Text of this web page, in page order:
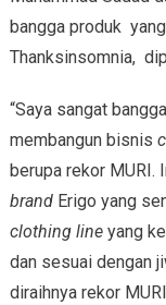
bangga produk
Thanksinsomnia,
“Saya sangat
membangun bisnis
berupa rekor MURI.
brandErigo yang
clothing lineyang
dan sesuai dengan
diraihnya rekor